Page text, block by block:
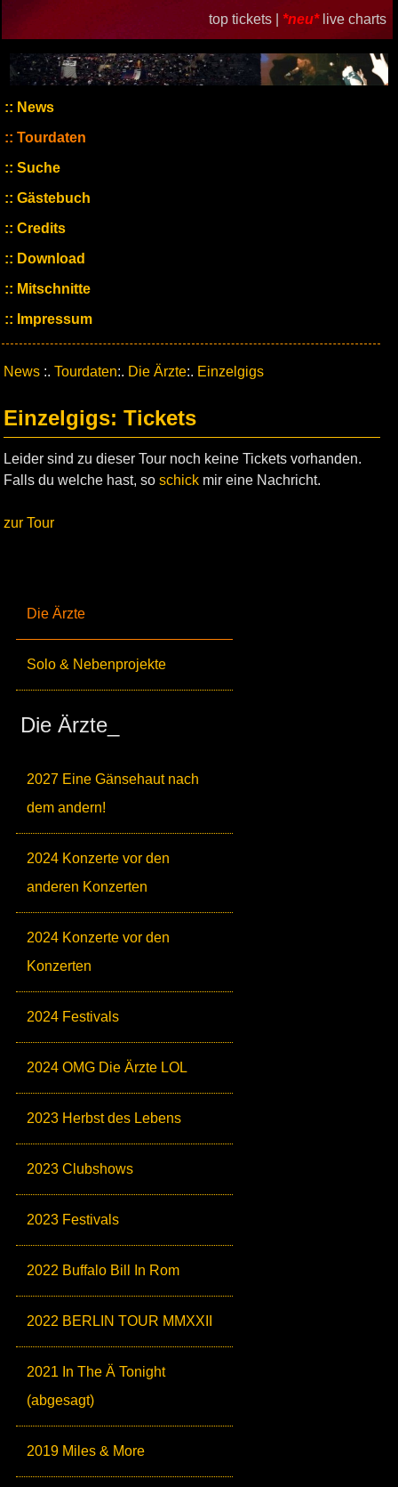
top tickets | *neu* live charts
News
Tourdaten
Suche
Gästebuch
Credits
Download
Mitschnitte
Impressum
Die Ärzte
Solo & Nebenprojekte
Die Ärzte_
2027 Eine Gänsehaut nach
dem andern!
2024 Konzerte vor den
anderen Konzerten
2024 Konzerte vor den
Konzerten
2024 Festivals
2024 OMG Die Ärzte LOL
2023 Herbst des Lebens
2023 Clubshows
2023 Festivals
2022 Buffalo Bill In Rom
2022 BERLIN TOUR MMXXII
2021 In The Ä Tonight
(abgesagt)
2019 Miles & More
News :. Tourdaten:. Die Ärzte:. Einzelgigs
Einzelgigs: Tickets
Leider sind zu dieser Tour noch keine Tickets vorhanden.
Falls du welche hast, so schick mir eine Nachricht.
zur Tour